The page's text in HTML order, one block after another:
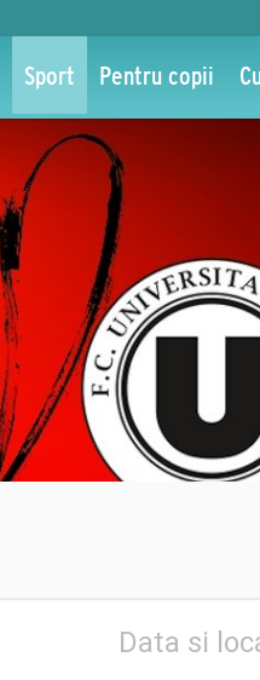
Sport Pentru copii
Data si